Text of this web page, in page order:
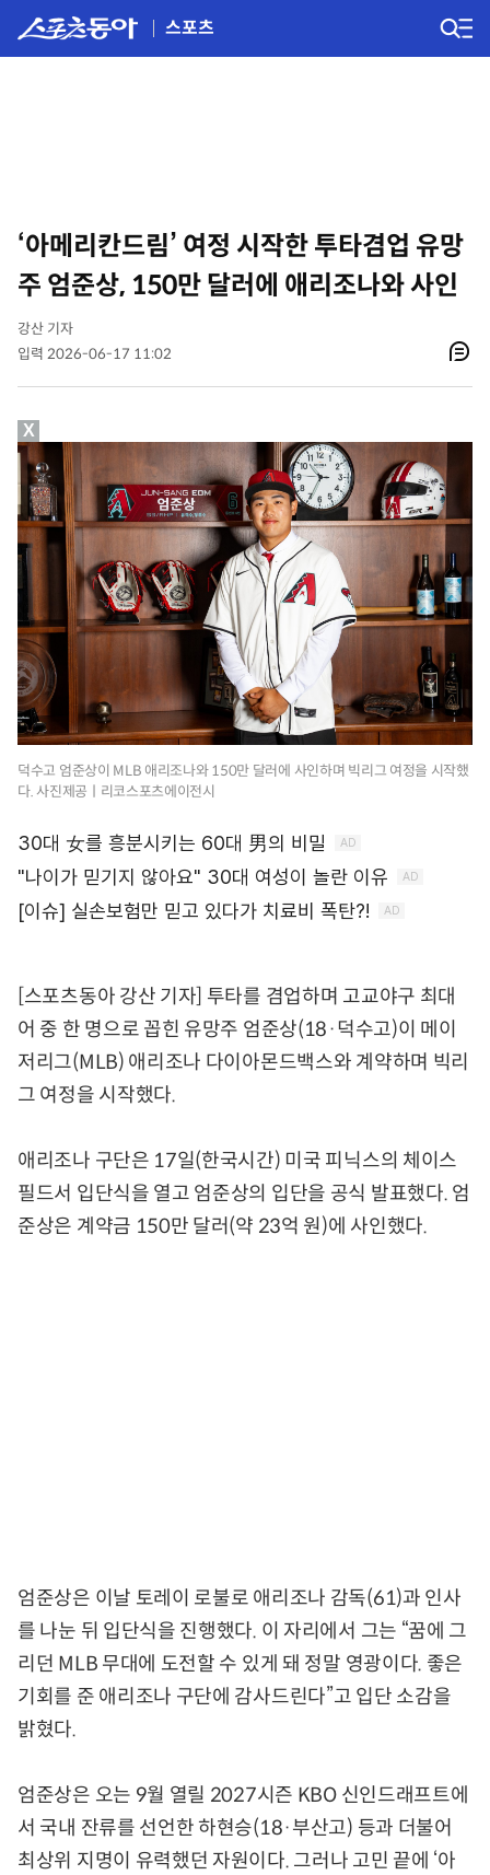
스포츠
‘아메리칸드림’ 여정 시작한 투타겸업 유망
주 엄준상, 150만 달러에 애리조나와 사인
강산 기자
입력 2026-06-17 11:02
덕수고 엄준상이 MLB 애리조나와 150만 달러에 사인하며 빅리그 여정을 시작했
다. 사진제공ㅣ리코스포츠에이전시
[스포츠동아 강산 기자] 투타를 겸업하며 고교야구 최대
어 중 한 명으로 꼽힌 유망주 엄준상(18·덕수고)이 메이
저리그(MLB) 애리조나 다이아몬드백스와 계약하며 빅리
그 여정을 시작했다.
애리조나 구단은 17일(한국시간) 미국 피닉스의 체이스
필드서 입단식을 열고 엄준상의 입단을 공식 발표했다. 엄
준상은 계약금 150만 달러(약 23억 원)에 사인했다.
엄준상은 이날 토레이 로불로 애리조나 감독(61)과 인사
를 나눈 뒤 입단식을 진행했다. 이 자리에서 그는 “꿈에 그
리던 MLB 무대에 도전할 수 있게 돼 정말 영광이다. 좋은
기회를 준 애리조나 구단에 감사드린다”고 입단 소감을
밝혔다.
엄준상은 오는 9월 열릴 2027시즌 KBO 신인드래프트에
서 국내 잔류를 선언한 하현승(18·부산고) 등과 더불어
최상위 지명이 유력했던 자원이다. 그러나 고민 끝에 ‘아
X